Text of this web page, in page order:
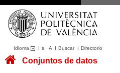
Idioma I a ·A I BuscarI Directorio
Conjuntos de datos
Conjuntos de datos